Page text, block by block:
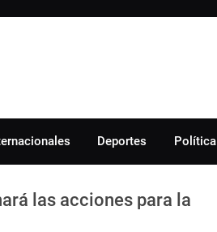
Deportes Política
las acciones para la